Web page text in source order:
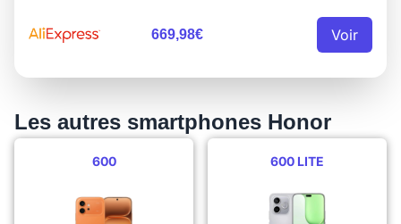
669,98€ Voir
Les autres smartphones Honor
600 600 LITE